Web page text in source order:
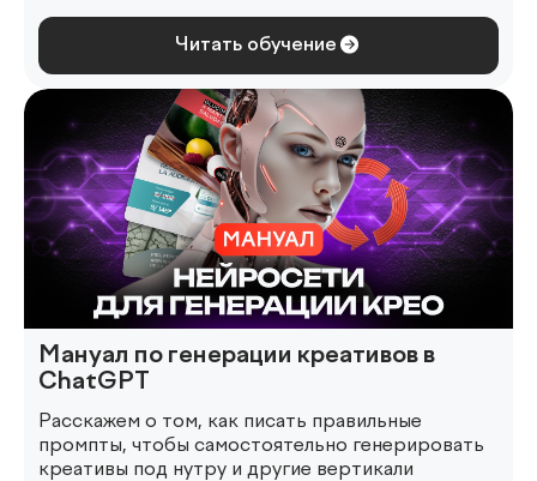
Читать обучение
Мануал по генерации креативов в
ChatGPT
Расскажем о том, как писать правильные
промпты, чтобы самостоятельно генерировать
креативы под нутру и другие вертикали